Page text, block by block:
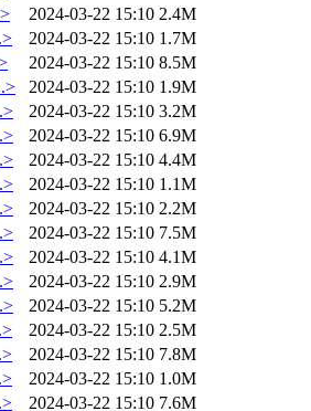
2024-03-22 15:10 2.4M
2024-03-22 15:10 1.7M
2024-03-22 15:10 8.5M
2024-03-22 15:10 1.9M
2024-03-22 15:10 3.2M
2024-03-22 15:10 6.9M
2024-03-22 15:10 4.4M
2024-03-22 15:10 1.1M
2024-03-22 15:10 2.2M
2024-03-22 15:10 7.5M
2024-03-22 15:10 4.1M
2024-03-22 15:10 2.9M
2024-03-22 15:10 5.2M
2024-03-22 15:10 2.5M
2024-03-22 15:10 7.8M
2024-03-22 15:10 1.0M
2024-03-22 15:10 7.6M